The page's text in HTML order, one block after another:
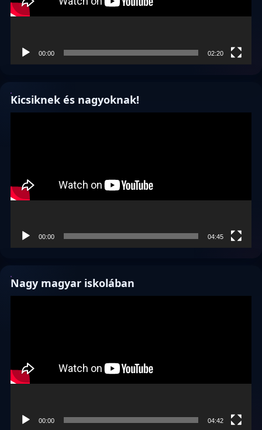
00:00 02:20
Kicsiknek és nagyoknak!
00:00 04:45
Nagy magyar iskolában
00:00 04:42